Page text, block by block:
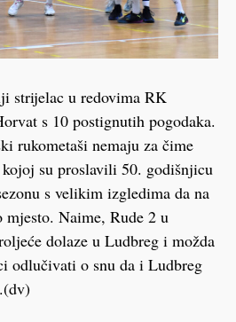
strijelac u redovima RK
s 10 postignutih pogodaka.
rukometaši nemaju za čime
su proslavili 50. godišnjicu
s velikim izgledima da na
Naime, Rude 2 u
dolaze u Ludbreg i možda
odlučivati o snu da i Ludbreg